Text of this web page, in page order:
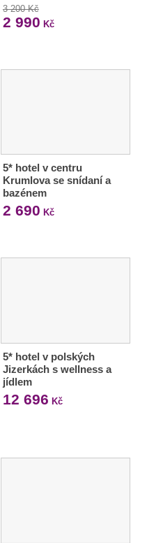
3 200 Kč
2 990 Kč
5* hotel v centru
Krumlova se snídaní a
bazénem
2 690 Kč
5* hotel v polských
Jizerkách s wellness a
jídlem
12 696 Kč